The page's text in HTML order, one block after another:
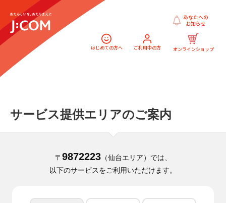
はじめての方へ ご利用中の方 オンラインショップ
あなたへの
お知らせ
サービス提供エリアのご案内
〒 9872223（仙台エリア）では、
以下のサービスをご利用いただけます。